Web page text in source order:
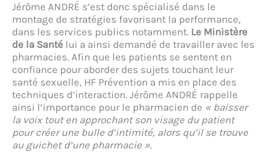
Jérôme ANDRÉ s’est donc spécialisé dans le
montage de stratégies favorisant la performance,
dans les services publics notamment. Le Ministère
de la Santé lui a ainsi demandé de travailler avec les
pharmacies. Afin que les patients se sentent en
confiance pour aborder des sujets touchant leur
santé sexuelle, HF Prévention a mis en place des
techniques d’interaction. Jérôme ANDRÉ rappelle
ainsi l’importance pour le pharmacien de « baisser
la voix tout en approchant son visage du patient
pour créer une bulle d’intimité, alors qu’il se trouve
au guichet d’une pharmacie ».